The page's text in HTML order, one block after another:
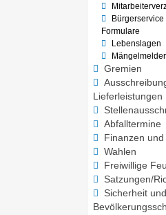
Formulare
Lebenslagen
Mängelmelder
Gremien
Lieferleistungen
Abfalltermine
Finanzen
Wahlen
Freiwillige
Satzungen/
Sicherheit und